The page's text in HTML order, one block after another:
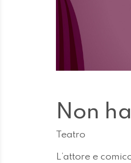
Non
Teatro
L’attore e